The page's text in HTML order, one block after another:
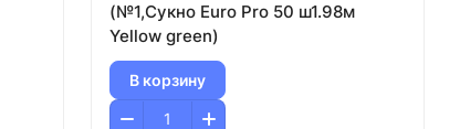
(№1,Сукно Euro Pro 50 ш1.98м
Yellow green)
В корзину